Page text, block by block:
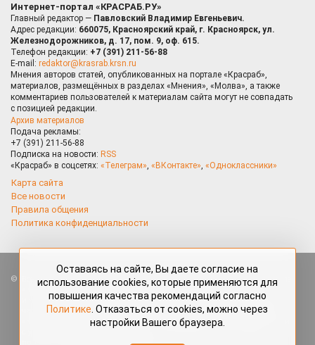
Интернет-портал «КРАСРАБ.РУ»
Главный редактор — Павловский Владимир Евгеньевич.
Адрес редакции: 660075, Красноярский край, г. Красноярск, ул.
Железнодорожников, д. 17, пом. 9, оф. 615.
Телефон редакции: +7 (391) 211-56-88
E-mail: redaktor@krasrab.krsn.ru
Мнения авторов статей, опубликованных на портале «Красраб»,
материалов, размещённых в разделах «Мнения», «Молва», а также
комментариев пользователей к материалам сайта могут не совпадать
с позицией редакции.
Архив материалов
Подача рекламы:
+7 (391) 211-56-88
Подписка на новости: RSS
«Красраб» в соцсетях: «Телеграм», «ВКонтакте», «Одноклассники»
Карта сайта
Все новости
Правила общения
Политика конфиденциальности
Все права защищены. Любые материалы, размещённые на портале
«Красраб.ру» сотрудниками редакции, нештатными авторами
и читателями, являются объектами авторского права. Полное или
частичное использование материалов, размещённых на портале
«Красраб.ру», допускается только с письменного согласия редакции
redaktor@krasrab.krsn.ru.
Оставаясь на сайте, Вы даете согласие на
использование cookies, которые применяются для
повышения качества рекомендаций согласно
Политике . Отказаться от cookies, можно через
настройки Вашего браузера.